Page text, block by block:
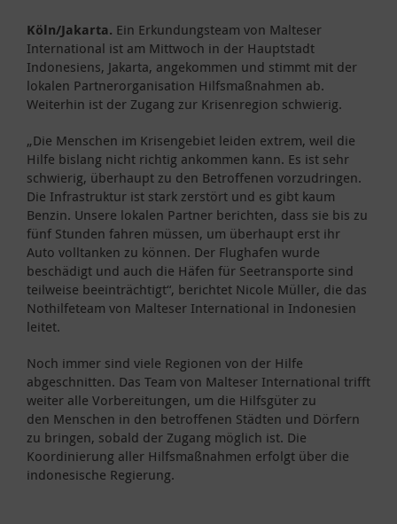
Köln/Jakarta. Ein Erkundungsteam von Malteser
International ist am Mittwoch in der Hauptstadt
Indonesiens, Jakarta, angekommen und stimmt mit der
lokalen Partnerorganisation Hilfsmaßnahmen ab.
Weiterhin ist der Zugang zur Krisenregion schwierig.
„Die Menschen im Krisengebiet leiden extrem, weil die
Hilfe bislang nicht richtig ankommen kann. Es ist sehr
schwierig, überhaupt zu den Betroffenen vorzudringen.
Die Infrastruktur ist stark zerstört und es gibt kaum
Benzin. Unsere lokalen Partner berichten, dass sie bis zu
fünf Stunden fahren müssen, um überhaupt erst ihr
Auto volltanken zu können. Der Flughafen wurde
beschädigt und auch die Häfen für Seetransporte sind
teilweise beeinträchtigt“, berichtet Nicole Müller, die das
Nothilfeteam von Malteser International in Indonesien
leitet.
Noch immer sind viele Regionen von der Hilfe
abgeschnitten. Das Team von Malteser International trifft
weiter alle Vorbereitungen, um die Hilfsgüter zu
den Menschen in den betroffenen Städten und Dörfern
zu bringen, sobald der Zugang möglich ist. Die
Koordinierung aller Hilfsmaßnahmen erfolgt über die
indonesische Regierung.